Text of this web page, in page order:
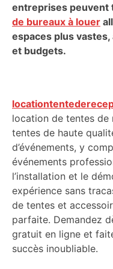
entreprises peuvent
de bureaux à louer
espaces plus
et budgets.
location de tentes de
tentes de haute
d’événements, y
événements
l’installation et le
expérience sans
de tentes et
parfaite. Demandez
gratuit en ligne et
succès inoubliable.